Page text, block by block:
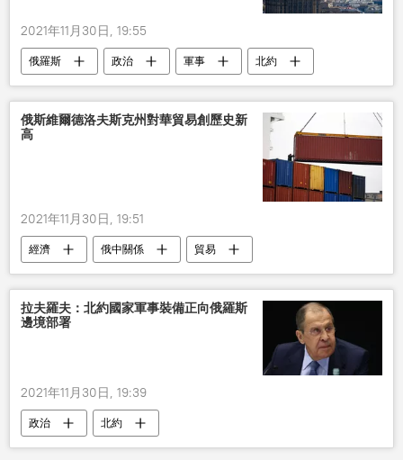
2021年11月30日, 19:55
俄羅斯 政治 軍事
北約
普京
俄斯維爾德洛夫斯克州對華貿易創歷史新
高
2021年11月30日, 19:51
經濟 俄中關係 貿易
拉夫羅夫：北約國家軍事裝備正向俄羅斯
邊境部署
2021年11月30日, 19:39
政治 北約